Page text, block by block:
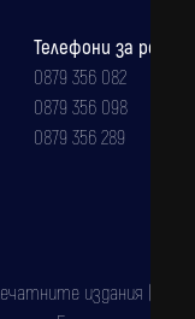
Телефони за
0879 356 082
0879 356 098
0879 356 289
издания